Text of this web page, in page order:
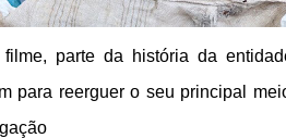
parte da história da
para reerguer o seu principal